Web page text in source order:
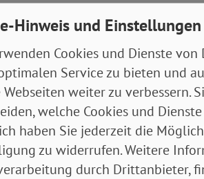
wird, hat bereits 72 Wochen
Oftmals erfolgt in dieser Zeit eine Reha
-…
Behinderung Gesundheit
- wann
Hinweis und Einstellungen
Cookies und Dienste
Service zu bieten und
Webseiten weiter zu verbessern.
welche Cookies und
haben Sie jederzeit die
zu widerrufen. Weitere
durch Drittanbieter,